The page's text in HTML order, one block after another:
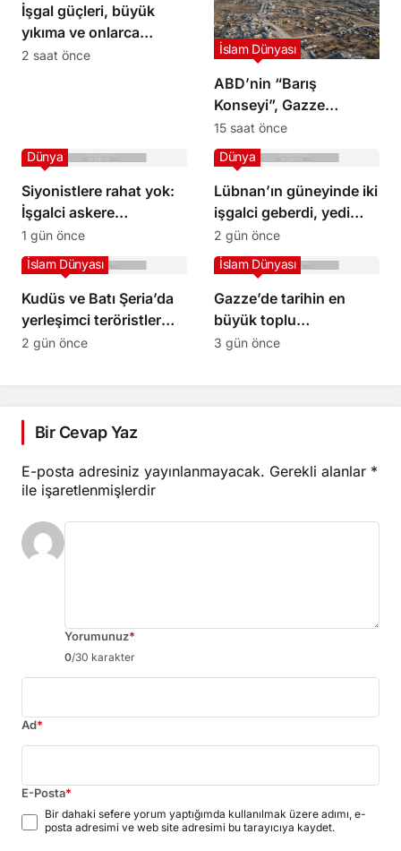
İşgal güçleri, büyük
yıkıma ve onlarca
kişinin gözaltına alındığı
2 saat önce
ABD’nin “Barış
Konseyi”, Gazze
Şeridi’nin güneyinde ilk
askeri üssün inşası için
hazırlık yapıyor
İslam Dünyası
15 saat önce
Siyonistlere rahat yok:
İşgalci askere
Filipinler’de saldırı
Dünya
1 gün önce
Lübnan’ın güneyinde iki
işgalci geberdi, yedi
işgalci yaralandı
Dünya
2 gün önce
Kudüs ve Batı Şeria’da
yerleşimci teröristler
tarafından geniş çaplı
İslam Dünyası
2 gün önce
Gazze’de tarihin en
büyük toplu
cenazelerinden biri: Bin
İslam Dünyası
3 gün önce
Bir Cevap Yaz
E-posta adresiniz yayınlanmayacak. Gerekli alanlar *
ile işaretlenmişlerdir
Yorumunuz*
0/30 karakter
Ad*
E-Posta*
Bir dahaki sefere yorum yaptığımda kullanılmak üzere adımı, e-
posta adresimi ve web site adresimi bu tarayıcıya kaydet.